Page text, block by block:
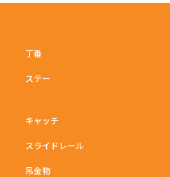
丁番
ステー
キャッチ
スライドレール
吊金物